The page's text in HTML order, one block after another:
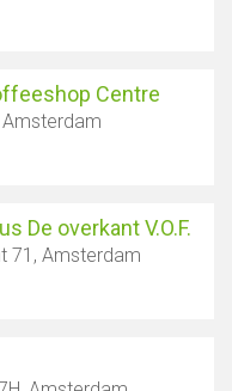
Centre
De overkant V.O.F.
71, Amsterdam